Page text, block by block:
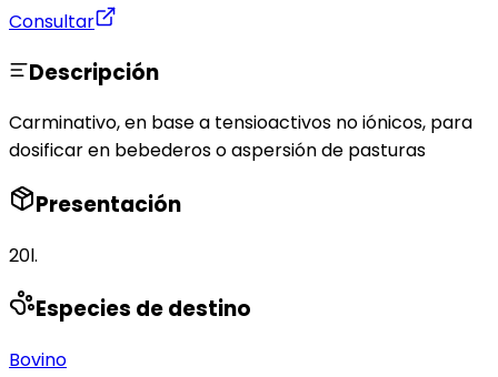
Consultar
Descripción
Carminativo, en base a tensioactivos no iónicos, para
dosificar en bebederos o aspersión de pasturas
Presentación
20l.
Especies de destino
Bovino